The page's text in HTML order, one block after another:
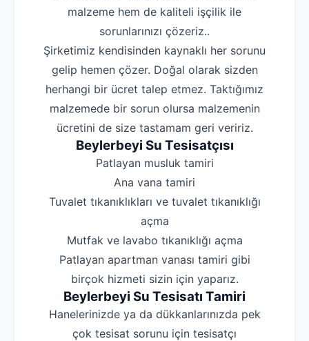
malzeme hem de kaliteli işçilik ile
sorunlarınızı çözeriz..
Şirketimiz kendisinden kaynaklı her sorunu
gelip hemen çözer. Doğal olarak sizden
herhangi bir ücret talep etmez. Taktığımız
malzemede bir sorun olursa malzemenin
ücretini de size tastamam geri veririz.
Beylerbeyi Su Tesisatçısı
‌Patlayan musluk tamiri
‌Ana vana tamiri
‌Tuvalet tıkanıklıkları ve tuvalet tıkanıklığı
açma
‌Mutfak ve lavabo tıkanıklığı açma
‌Patlayan apartman vanası tamiri gibi
birçok hizmeti sizin için yaparız.
Beylerbeyi Su Tesisatı Tamiri
Hanelerinizde ya da dükkanlarınızda pek
çok tesisat sorunu için tesisatçı